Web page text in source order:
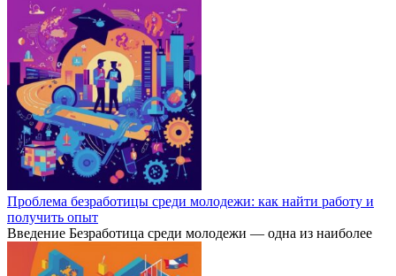
Проблема безработицы среди молодежи: как найти работу и
получить опыт
Введение Безработица среди молодежи — одна из наиболее